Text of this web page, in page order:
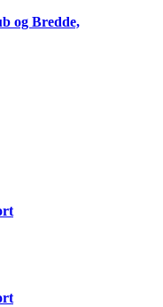
og Bredde,